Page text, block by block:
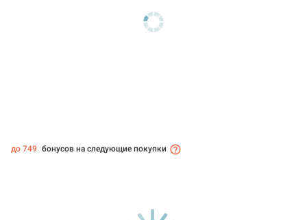
до 749 бонусов на следующие покупки